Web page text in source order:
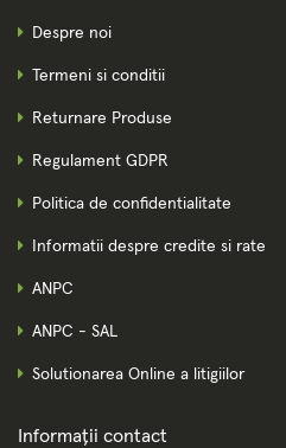
Despre noi
Termeni si conditii
Returnare Produse
Regulament GDPR
Politica de confidentialitate
Informatii despre credite si rate
ANPC
ANPC - SAL
Solutionarea Online a litigiilor
Informații contact